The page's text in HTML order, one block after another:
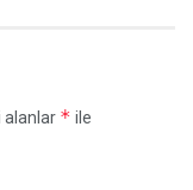
alanlar * ile